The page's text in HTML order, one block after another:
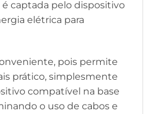
captada pelo dispositivo
elétrica para
pois permite
prático, simplesmente
compatível na base
o uso de cabos e